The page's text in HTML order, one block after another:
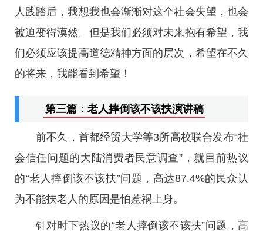
人践踏后，我想我也会渐渐对这个社会失望，也会
被迫变得漠然。但是我们必须对未来抱有希望，我
们必须应该提高道德精神方面的层次，希望在不久
的将来，我能看到希望！
第三篇：老人摔倒该不该扶演讲稿
前不久，首都经贸大学等3所高校联合发布“社
会信任问题的大陆消费者民意调查”，就目前热议
的“老人摔倒该不该扶”问题，高达87.4%的民众认
为不能扶老人的原因是怕惹祸上身。
针对时下热议的“老人摔倒该不该扶”问题，高